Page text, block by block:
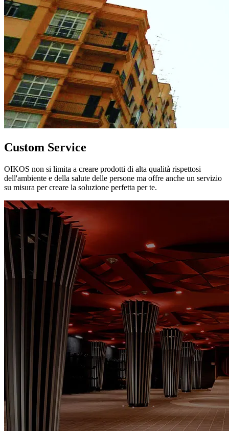
Custom Service
OIKOS non si limita a creare prodotti di alta qualità rispettosi
dell'ambiente e della salute delle persone ma offre anche un servizio
su misura per creare la soluzione perfetta per te.